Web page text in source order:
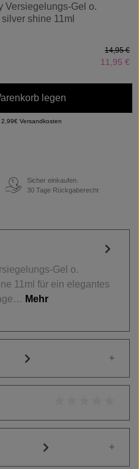
Versiegelungs-Gel o.
shine 11ml
11,95 €
14,95 €
legen
2,99€ Versandkosten
€
Sicher einkaufen.
30 Tage Rückgaberecht
Gel o.
11ml für ein elegantes
Mehr